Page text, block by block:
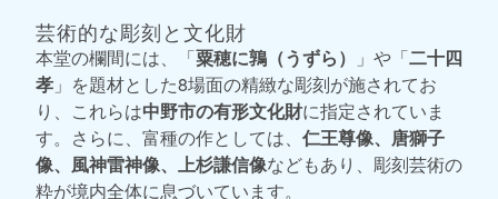
芸術的な彫刻と文化財
本堂の欄間には、「粟穂に鶉（うずら） 」や「二十四
孝 」を題材とした8場面の精緻な彫刻が施されてお
り、これらは中野市の有形文化財に指定されていま
す。さらに、富種の作としては、 仁王尊像、唐獅子
像、風神雷神像、上杉謙信像などもあり、彫刻芸術の
粋が境内全体に息づいています。